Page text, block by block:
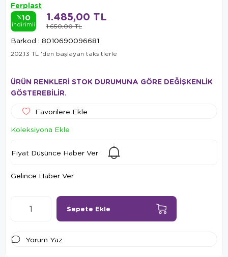
Ferplast
%10
indirimli 1.650,00 TL
1.485,00 TL
Barkod : 8010690096681
202,13 TL 'den başlayan taksitlerle
ÜRÜN RENKLERİ STOK DURUMUNA GÖRE DEĞİŞKENLİK
GÖSTEREBİLİR.
Favorilere Ekle
Koleksiyona Ekle
Fiyat Düşünce Haber Ver
Gelince Haber Ver
Yorum Yaz